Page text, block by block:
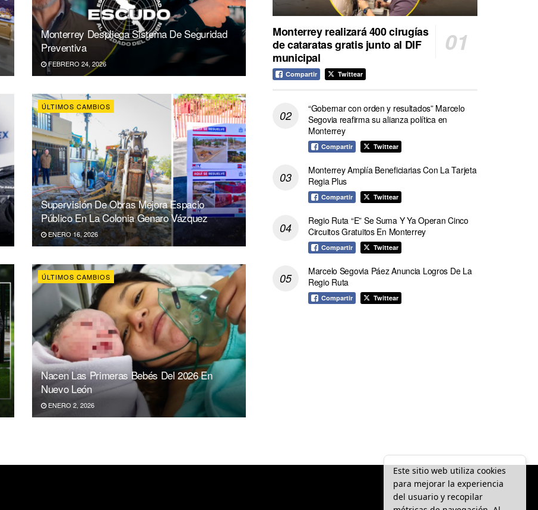
Monterrey Despliega Sistema De Seguridad
Preventiva
FEBRERO 24, 2026
ÚLTIMOS CAMBIOS
Supervisión De Obras Mejora Espacio
Público En La Colonia Genaro Vázquez
ENERO 16, 2026
ÚLTIMOS CAMBIOS
Nacen Las Primeras Bebés Del 2026 En
Nuevo León
ENERO 2, 2026
Monterrey realizará 400 cirugías
de cataratas gratis junto al DIF
municipal
Compartir Twittear
“Gobernar con orden y resultados” Marcelo
Segovia reafirma su alianza política en
Monterrey
Compartir Twittear
Monterrey Amplía Beneficiarias Con La Tarjeta
Regia Plus
Compartir Twittear
Regio Ruta “E” Se Suma Y Ya Operan Cinco
Circuitos Gratuitos En Monterrey
Compartir Twittear
Marcelo Segovia Páez Anuncia Logros De La
Regio Ruta
Compartir Twittear
Este sitio web utiliza cookies
para mejorar la experiencia
del usuario y recopilar